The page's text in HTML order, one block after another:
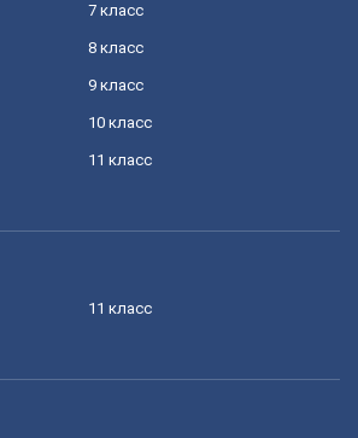
7 класс
8 класс
9 класс
10 класс
11 класс
11 класс